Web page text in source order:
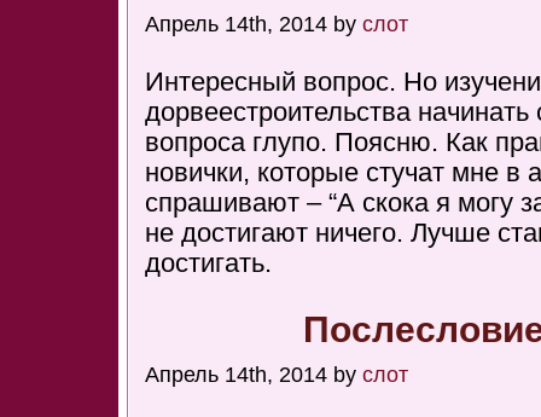
Апрель 14th, 2014 by слот
Интересный вопрос. Но
дорвеестроительства начинать
вопроса глупо. Поясню. Как
новички, которые стучат мне в
спрашивают – “А скока я могу
не достигают ничего. Лучше
достигать.
Апрель 14th, 2014 by слот